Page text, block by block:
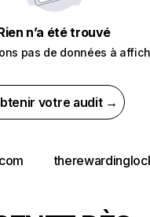
n’a été trouvé
pas de données à
votre audit →